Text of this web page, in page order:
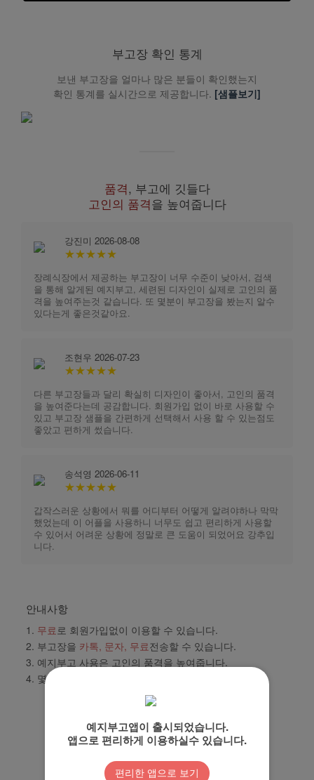
부고장 확인 통계
보낸 부고장을 얼마나 많은 분들이 확인했는지
확인 통계를 실시간으로 제공합니다. [샘플보기]
품격, 부고에 깃들다
고인의 품격을 높여줍니다
강진미 2026-08-08
★★★★★
장례식장에서 제공하는 부고장이 너무 수준이 낮아서, 검색
을 통해 알게된 예지부고, 세련된 디자인이 실제로 고인의 품
격을 높여주는것 같습니다. 또 몇분이 부고장을 봤는지 알수
있다는게 좋은것같아요.
조현우 2026-07-23
★★★★★
다른 부고장들과 달리 확실히 디자인이 좋아서, 고인의 품격
을 높여준다는데 공감합니다. 회원가입 없이 바로 사용할 수
있고 부고장 샘플을 간편하게 선택해서 사용 할 수 있는점도
좋았고 편하게 썼습니다.
송석영 2026-06-11
★★★★★
갑작스러운 상황에서 뭐를 어디부터 어떻게 알려야하나 막막
했었는데 이 어플을 사용하니 너무도 쉽고 편리하게 사용할
수 있어서 어려운 상황에 정말로 큰 도움이 되었어요 강추입
니다.
안내사항
1. 무료로 회원가입없이 이용할 수 있습니다.
2. 부고장을 카톡, 문자, 무료전송할 수 있습니다.
3. 예지부고 사용은 고인의 품격을 높여줍니다.
4. 몇분이 부고를 봤는지
모바일 부고장 만들기
예지부고앱이 출시되었습니다.
앱으로 편리하게 이용하실수 있습니다.
편리한 앱으로 보기